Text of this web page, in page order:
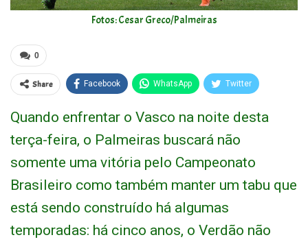
Fotos: Cesar Greco/Palmeiras
0
Share Facebook WhatsApp Twitter
Quando enfrentar o Vasco na noite desta
terça-feira, o Palmeiras buscará não
somente uma vitória pelo Campeonato
Brasileiro como também manter um tabu que
está sendo construído há algumas
temporadas: há cinco anos, o Verdão não